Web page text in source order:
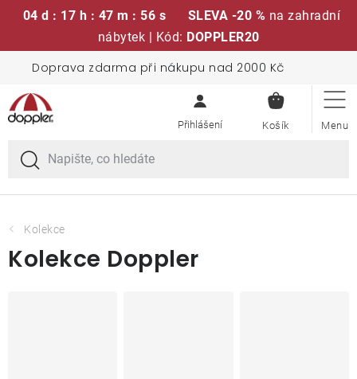
04 d : 17 h : 47 m : 56 s SLEVA -20 % na zahradní
nábytek | Kód: DOPPLER20
obsah
Doprava zdarma při nákupu nad 2000 Kč
KOŠÍK
Sedací soupravy
Slunečníky
Křesla a židle
Stoly
Kolekce
Kolekce Doppler